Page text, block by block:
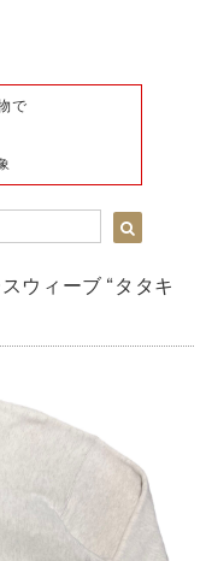
で
ウィーブ “タタキ